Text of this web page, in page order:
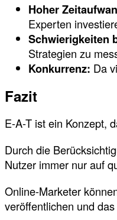
Hoher
Experten
Schwierigkeiten
Strategien zu
Konkurrenz: Da
Fazit
E-A-T ist ein Konzept,
Durch die
Nutzer immer nur auf
Online-Marketer
veröffentlichen und